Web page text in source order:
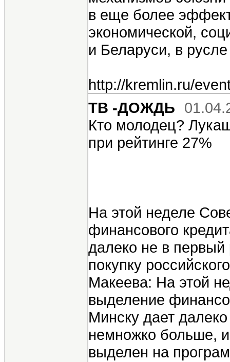
в еще более
экономической,
и Беларуси, в
http://kremlin.ru/
ТВ -ДОЖДЬ
Кто молодец?
при рейтинге 27%
На этой неделе
финансового
далеко не в
покупку
Макеева: На этой
выделение
Минску дает
немножко больше, и
выделен на